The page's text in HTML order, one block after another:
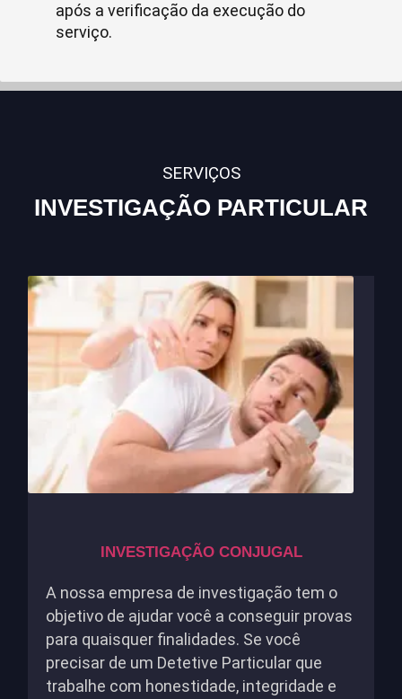
após a verificação da execução do
serviço.
SERVIÇOS
INVESTIGAÇÃO PARTICULAR
INVESTIGAÇÃO CONJUGAL
A nossa empresa de investigação tem o
objetivo de ajudar você a conseguir provas
para quaisquer finalidades. Se você
precisar de um Detetive Particular que
trabalhe com honestidade, integridade e